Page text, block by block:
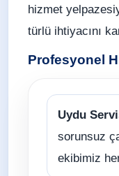
hizmet
türlü ihtiyacını
Profesyonel
Uydu
sorunsuz
ekibimiz